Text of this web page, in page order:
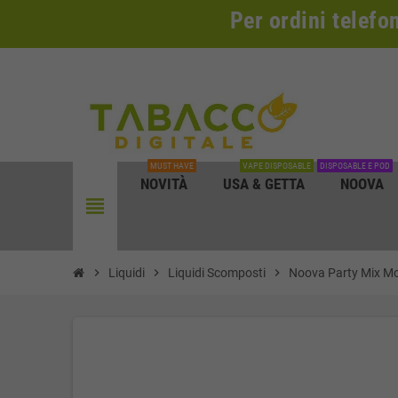
Per ordini
view_headline
NOVITÀ
MUST HAVE
USA & GETTA
VAPE DISPOSABLE
NOOVA
DISPOSABLE E POD
chevron_right Liquidi chevron_right Liquidi Scomposti chevron_right Noova Party Mix